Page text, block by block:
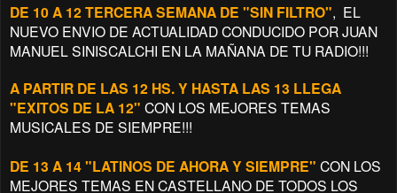
DE 10 A 12 TERCERA SEMANA DE "SIN FILTRO", EL
NUEVO ENVIO DE ACTUALIDAD CONDUCIDO POR JUAN
MANUEL SINISCALCHI EN LA MAÑANA DE TU RADIO!!!
A PARTIR DE LAS 12 HS. Y HASTA LAS 13 LLEGA
"EXITOS DE LA 12" CON LOS MEJORES TEMAS
MUSICALES DE SIEMPRE!!!
DE 13 A 14 "LATINOS DE AHORA Y SIEMPRE" CON LOS
MEJORES TEMAS EN CASTELLANO DE TODOS LOS